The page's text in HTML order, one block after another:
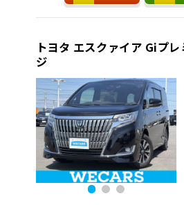
トヨタ エスクァイア Giプ
ジ